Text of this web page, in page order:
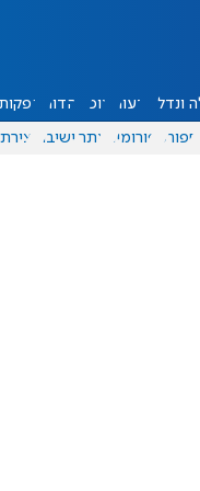
ונדל"ן דעות אוכל יהדות הפקות
ספורט פורומים אתר ישיבה